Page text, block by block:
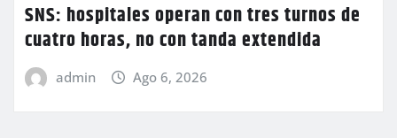
SNS: hospitales operan con tres turnos de
cuatro horas, no con tanda extendida
admin Ago 6, 2026